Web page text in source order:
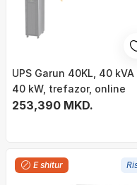
UPS Garun 40KL, 40 kVA
40 kW, trefazor, online
253,390 MKD.
E shitur